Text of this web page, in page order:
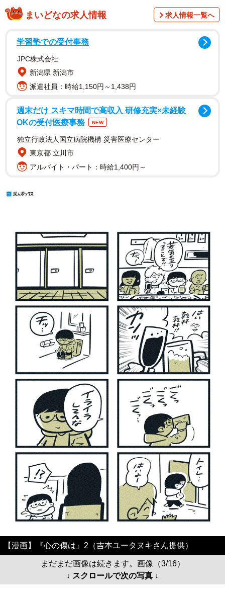
まいどなの求人情報 求人情報一覧へ
学習塾での受付事務
JPC株式会社
新潟県 新潟市
派遣社員：時給1,150円～1,438円
週末だけ スキマ時間で高収入 研修充実×未経験
OKの受付医療事務
NEW
独立行政法人国立病院機構 災害医療センター
東京都 立川市
アルバイト・パート：時給1,400円～
【漫画】『心の傷は』2（吉本ユータヌキさん提供）
まだまだ画像は続きます。画像（3/16）
↓ スクロールで次の写真 ↓